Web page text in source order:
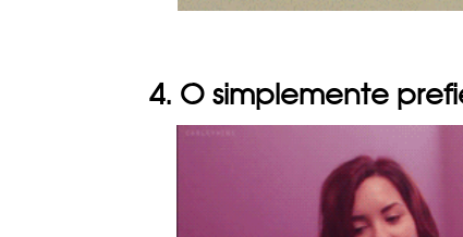
4. O simplemente